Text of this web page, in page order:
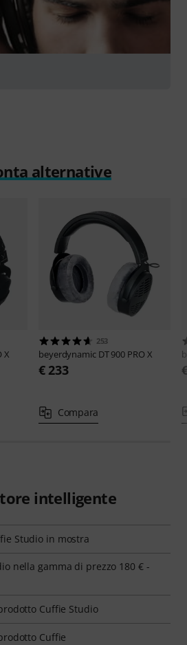
alternative
X
253
beyerdynamic DT 900 PRO X
€ 233
Compara
intelligente
Studio in mostra
nella gamma di prezzo 180 € -
Cuffie Studio
Cuffie